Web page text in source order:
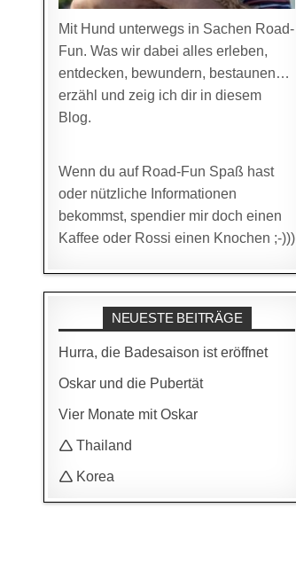
Mit Hund unterwegs in Sachen Road-
Fun. Was wir dabei alles erleben,
entdecken, bewundern, bestaunen…
erzähl und zeig ich dir in diesem
Blog.
Wenn du auf Road-Fun Spaß hast
oder nützliche Informationen
bekommst, spendier mir doch einen
Kaffee oder Rossi einen Knochen ;-)))
NEUESTE BEITRÄGE
Hurra, die Badesaison ist eröffnet
Oskar und die Pubertät
Vier Monate mit Oskar
🛆 Thailand
🛆 Korea